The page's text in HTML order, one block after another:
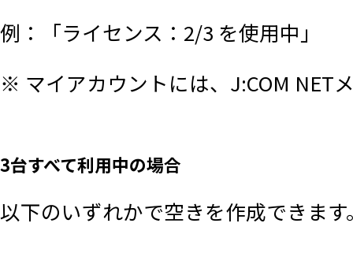
す。
利用者は、本サービスの一部また
例：「ライセンス：2/3 を使用中」
※ マイアカウントには、J:COM NET
3台すべて利用中の場合
以下のいずれかで空きを作成できます